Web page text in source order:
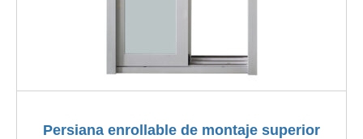
Persiana enrollable de montaje superior